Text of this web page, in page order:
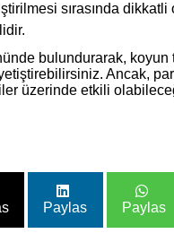
sırasında dikkatli
bulundurarak, koyun
Ancak,
üzerinde etkili
Paylas Paylas